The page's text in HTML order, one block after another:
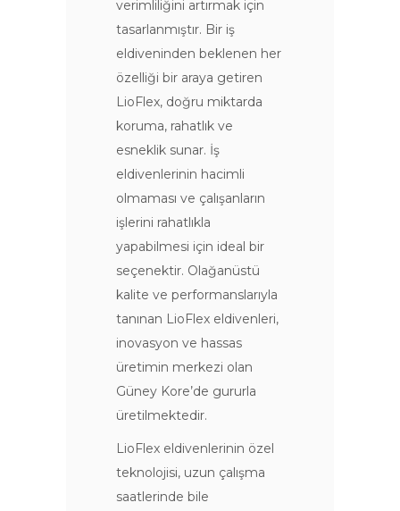
verimliliğini artırmak için
tasarlanmıştır. Bir iş
eldiveninden beklenen her
özelliği bir araya getiren
LioFlex, doğru miktarda
koruma, rahatlık ve
esneklik sunar. İş
eldivenlerinin hacimli
olmaması ve çalışanların
işlerini rahatlıkla
yapabilmesi için ideal bir
seçenektir. Olağanüstü
kalite ve performanslarıyla
tanınan LioFlex eldivenleri,
inovasyon ve hassas
üretimin merkezi olan
Güney Kore’de gururla
üretilmektedir.
LioFlex eldivenlerinin özel
teknolojisi, uzun çalışma
saatlerinde bile